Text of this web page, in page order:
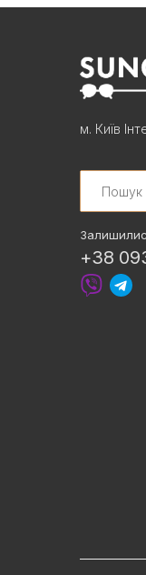
м. Київ
Search
+38